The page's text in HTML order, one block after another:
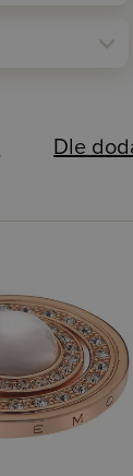
expand_more
Dle